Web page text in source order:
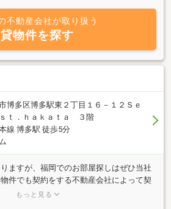
いを探します！」をモットーに豊富な情
ったスピーディーな対応を心掛けており
ください。
不動産会社が取り扱う
物件を探す
博多区博多駅東２丁目１６－１２Ｓｅ
ｔ．ｈａｋａｔａ ３階
線 博多駅 徒歩5分
ますが、福岡でのお部屋探しはぜひ当社
件でも契約をする不動産会社によって契
あります。当社ではお客様の負担を限り
もっと見る